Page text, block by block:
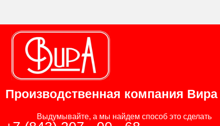
Производственная компания Вира